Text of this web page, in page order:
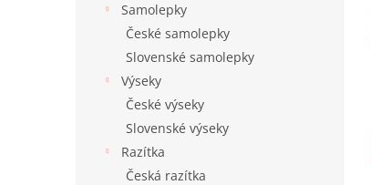
Samolepky
České samolepky
Slovenské samolepky
Výseky
České výseky
Slovenské výseky
Razítka
Česká razítka